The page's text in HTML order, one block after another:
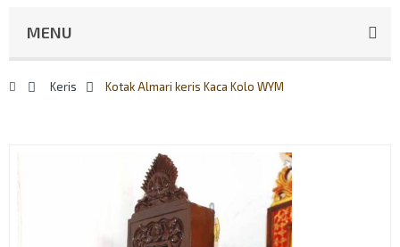
MENU
> Keris > Kotak Almari keris Kaca Kolo WYM